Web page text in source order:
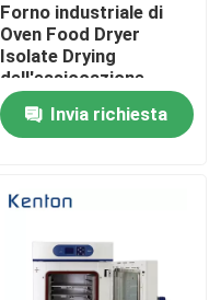
Forno industriale di
Oven Food Dryer
Isolate Drying
dell'essiccazione
sotto vuoto di SS316L
Invia richiesta